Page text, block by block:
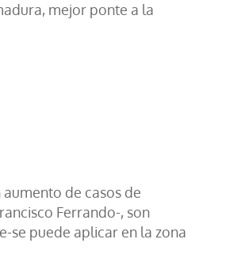
mejor ponte a la
de casos de
Ferrando-, son
se puede aplicar en la zona